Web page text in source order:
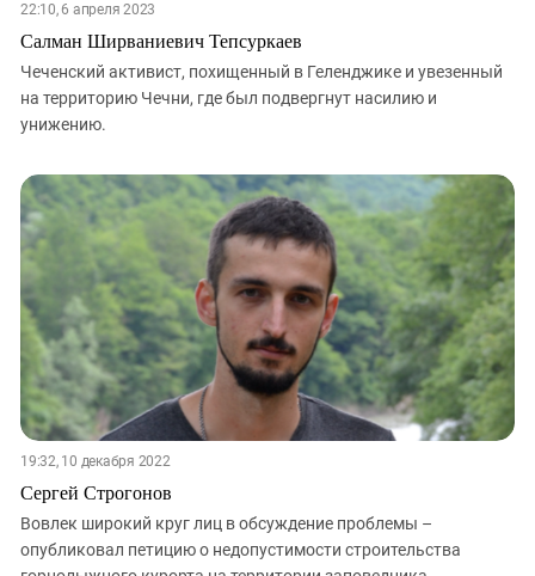
22:10, 6 апреля 2023
Салман Ширваниевич Тепсуркаев
Чеченский активист, похищенный в Геленджике и увезенный
на территорию Чечни, где был подвергнут насилию и
унижению.
19:32, 10 декабря 2022
Сергей Строгонов
Вовлек широкий круг лиц в обсуждение проблемы –
опубликовал петицию о недопустимости строительства